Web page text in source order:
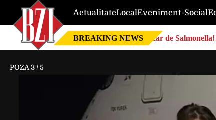
ActualitateLocalEveniment-Social
BREAKING NEWS Focar de
POZA 3 /5